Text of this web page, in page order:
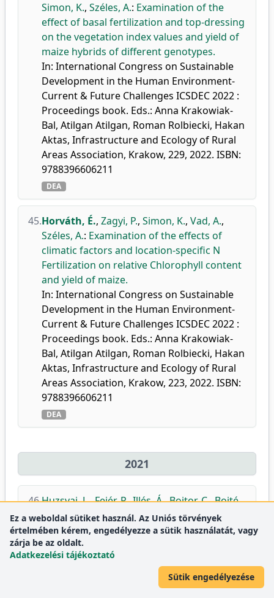
Simon, K., Széles, A.: Examination of the
effect of basal fertilization and top-dressing
on the vegetation index values and yield of
maize hybrids of different genotypes.
In: International Congress on Sustainable
Development in the Human Environment-
Current & Future Challenges ICSDEC 2022 :
Proceedings book. Eds.: Anna Krakowiak-
Bal, Atilgan Atilgan, Roman Rolbiecki, Hakan
Aktas, Infrastructure and Ecology of Rural
Areas Association, Krakow, 229, 2022. ISBN:
9788396606211
DEA
45.Horváth, É., Zagyi, P., Simon, K., Vad, A.,
Széles, A.: Examination of the effects of
climatic factors and location-specific N
Fertilization on relative Chlorophyll content
and yield of maize.
In: International Congress on Sustainable
Development in the Human Environment-
Current & Future Challenges ICSDEC 2022 :
Proceedings book. Eds.: Anna Krakowiak-
Bal, Atilgan Atilgan, Roman Rolbiecki, Hakan
Aktas, Infrastructure and Ecology of Rural
Areas Association, Krakow, 223, 2022. ISBN:
9788396606211
DEA
2021
46.Huzsvai, L.,Fejér, P.,Illés, Á.,Bojtor, C.,Bojté,
C.,Horváth, É.,Demeter, C.:Analysis of
sweet corn nutritional values using
multivariate statistical methods.
Agrártud. Közl.1, 103-108, 2021.
Ez a weboldal sütiket használ. Az Uniós törvények
értelmében kérem, engedélyezze a sütik használatát, vagy
zárja be az oldalt.
Adatkezelési tájékoztató
Sütik engedélyezése